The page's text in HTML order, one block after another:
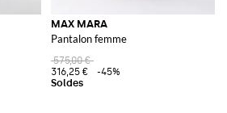
MAX MARA
Pantalon femme
575,00 €
316,25 €
-45%